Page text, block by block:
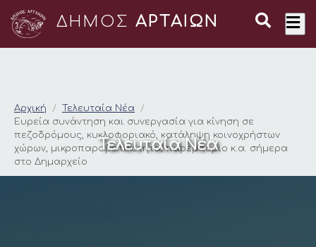
ΔΗΜΟΣ ΑΡΤΑΙΩΝ
Ευρεία συνάντηση
Αρχική
Τελευταία Νέα
Ευρεία συνάντηση και συνεργασία για κίνηση σε
πεζοδρόμους, κυκλοφοριακό, κατάληψη κοινοχρήστων
χώρων, μικροπαραβατικότητα, παρεμπόριο κ.α. σήμερα
στο Δημαρχείο
Τελευταία Νέα